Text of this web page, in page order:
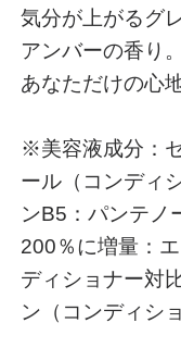
気分が上がるグ
アンバーの香り。
あなただけの心
※美容液成分：
ール（コンディ
ンB5：パンテノ
200％に増量：
ディショナー対
ン（コンディシ